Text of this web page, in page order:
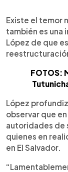
Existe el temor
también es una
López de que
FOTOS:
López
observar que
autoridades de
quienes en
en El Salvador.